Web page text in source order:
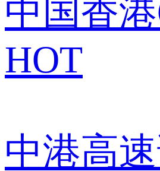
中国香
HOT
中港高